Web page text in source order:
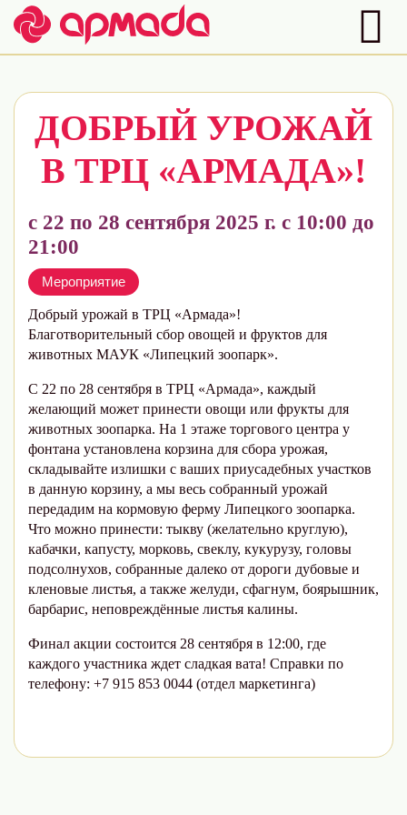
ДОБРЫЙ УРОЖАЙ
В ТРЦ «АРМАДА»!
с 22 по 28 сентября 2025 г. с 10:00 до
21:00
Мероприятие
Добрый урожай в ТРЦ «Армада»!
Благотворительный сбор овощей и фруктов для
животных МАУК «Липецкий зоопарк».
С 22 по 28 сентября в ТРЦ «Армада», каждый
желающий может принести овощи или фрукты для
животных зоопарка. На 1 этаже торгового центра у
фонтана установлена корзина для сбора урожая,
складывайте излишки с ваших приусадебных участков
в данную корзину, а мы весь собранный урожай
передадим на кормовую ферму Липецкого зоопарка.
Что можно принести: тыкву (желательно круглую),
кабачки, капусту, морковь, свеклу, кукурузу, головы
подсолнухов, собранные далеко от дороги дубовые и
кленовые листья, а также желуди, сфагнум, боярышник,
барбарис, неповреждённые листья калины.
Финал акции состоится 28 сентября в 12:00, где
каждого участника ждет сладкая вата! Справки по
телефону: +7 915 853 0044 (отдел маркетинга)